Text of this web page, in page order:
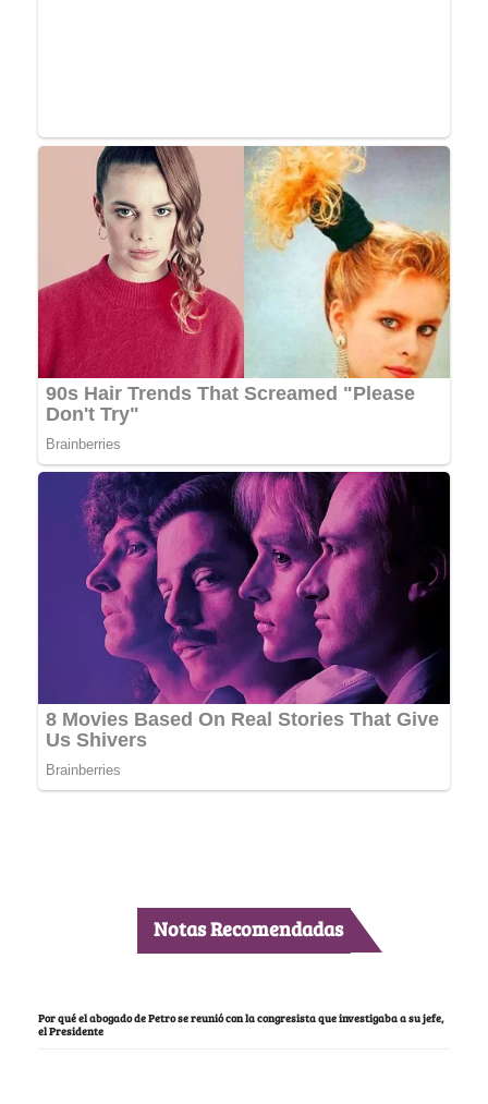
Notas Recomendadas
Por qué el abogado de Petro se reunió con la congresista que investigaba a su jefe,
el Presidente